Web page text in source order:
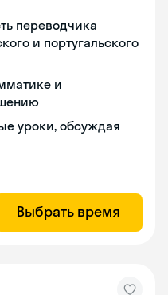
переводчика
и португальского
и
уроки, обсуждая
Выбрать время